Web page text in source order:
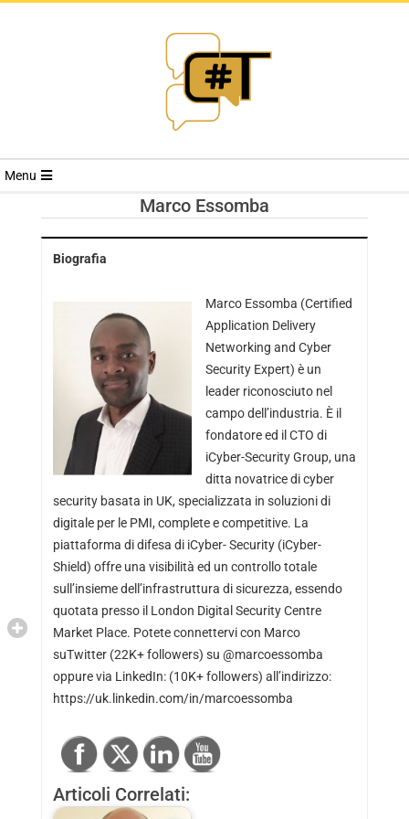
RIVISTA
Menu
Marco Essomba
Biografia
Marco Essomba (Certified
Application Delivery
Networking and Cyber
Security Expert) è un
leader riconosciuto nel
campo dell’industria. È il
fondatore ed il CTO di
iCyber-Security Group, una
ditta novatrice di cyber
security basata in UK, specializzata in soluzioni di
digitale per le PMI, complete e competitive. La
piattaforma di difesa di iCyber- Security (iCyber-
Shield) offre una visibilità ed un controllo totale
sull’insieme dell’infrastruttura di sicurezza, essendo
quotata presso il London Digital Security Centre
Market Place. Potete connettervi con Marco
suTwitter (22K+ followers) su @marcoessomba
oppure via LinkedIn: (10K+ followers) all’indirizzo:
https://uk.linkedin.com/in/marcoessomba
Articoli Correlati: